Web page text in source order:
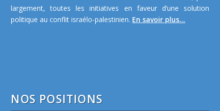
largement, toutes les initiatives en faveur d’une solution
politique au conflit israélo-palestinien. En savoir plus...
NOS POSITIONS